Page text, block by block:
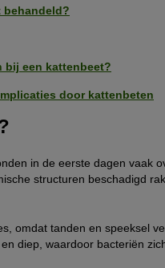
behandeld?
bij een kattenbeet?
door kattenbeten
in de eerste dagen vaak
structuren beschadigd
omdat tanden en speeksel
diep, waardoor bacteriën